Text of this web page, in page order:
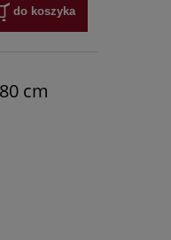
do koszyka
cm